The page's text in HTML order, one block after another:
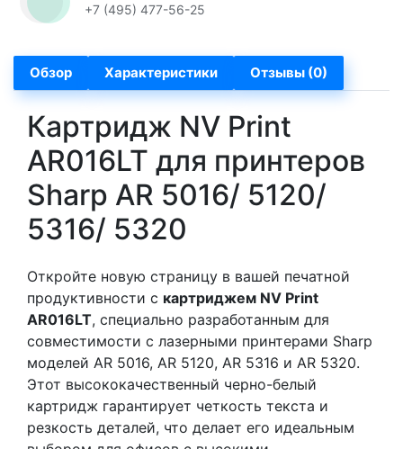
+7 (495) 477-56-25
Обзор Характеристики Отзывы (0)
Картридж NV Print
AR016LT для принтеров
Sharp AR 5016/ 5120/
5316/ 5320
Откройте новую страницу в вашей печатной
продуктивности с картриджем NV Print
AR016LT, специально разработанным для
совместимости с лазерными принтерами Sharp
моделей AR 5016, AR 5120, AR 5316 и AR 5320.
Этот высококачественный черно-белый
картридж гарантирует четкость текста и
резкость деталей, что делает его идеальным